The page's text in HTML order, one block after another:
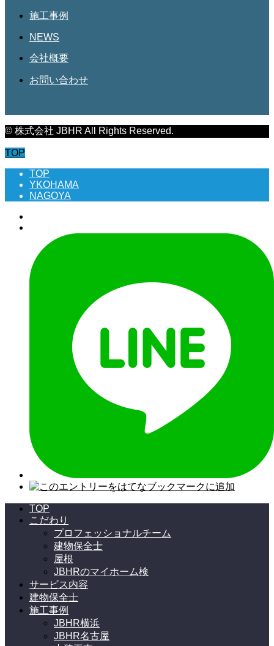
施工事例
NEWS
会社概要
お問い合わせ
© 株式会社 JBHR All Rights Reserved.
TOP
TOP
YKOHAMA
NAGOYA
TOP
こだわり
プロフェッショナルチーム
建物保全士
屋根
JBHRのマイホーム検
サービス内容
建物保全士
施工事例
JBHR横浜
JBHR名古屋